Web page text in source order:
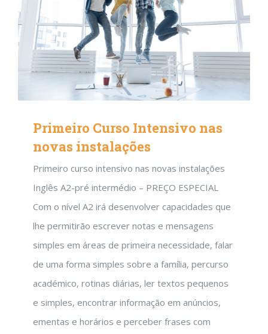
Primeiro Curso Intensivo nas
novas instalações
Primeiro curso intensivo nas novas instalações
Inglês A2-pré intermédio – PREÇO ESPECIAL
Com o nível A2 irá desenvolver capacidades que
lhe permitirão escrever notas e mensagens
simples em áreas de primeira necessidade, falar
de uma forma simples sobre a família, percurso
académico, rotinas diárias, ler textos pequenos
e simples, encontrar informação em anúncios,
ementas e horários e perceber frases com